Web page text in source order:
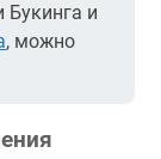
Букинга и
, можно